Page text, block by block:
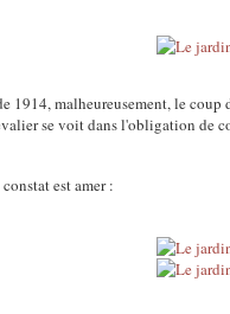
1914, malheureusement, le
se voit dans l'obligation de
est amer :